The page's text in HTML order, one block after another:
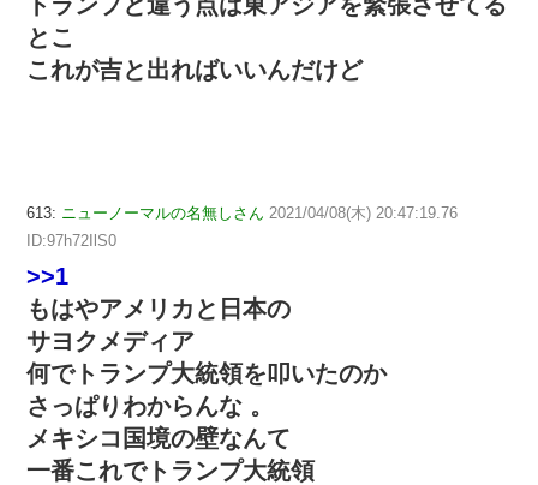
とこ
これが吉と出ればいいんだけど
613: ニューノーマルの名無しさん 2021/04/08(木) 20:47:19.76
ID:97h72IlS0
>>1
もはやアメリカと日本の
サヨクメディア
何でトランプ大統領を叩いたのか
さっぱりわからんな 。
メキシコ国境の壁なんて
一番これでトランプ大統領